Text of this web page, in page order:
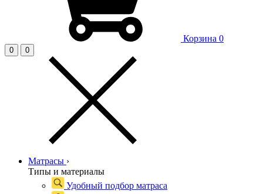
Корзина 0
0 0
Матрасы ›
Типы и материалы
Удобный подбор матраса